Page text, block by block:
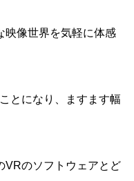
映像世界を気軽に体感
とになり、ますます幅
VRのソフトウェアとど